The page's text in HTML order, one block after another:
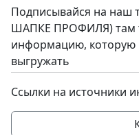
Подписывайся на наш
ШАПКЕ ПРОФИЛЯ) там
информацию, которую
выгружать
Ссылки на источники